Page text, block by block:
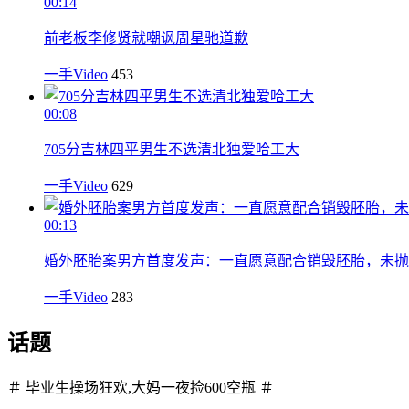
前老板李修贤就嘲讽周星驰道歉
一手Video 453
00:08
705分吉林四平男生不选清北独爱哈工大
一手Video 629
00:13
婚外胚胎案男方首度发声：一直愿意配合销毁胚胎，未
一手Video 283
话题
＃ 毕业生操场狂欢,大妈一夜捡600空瓶 ＃